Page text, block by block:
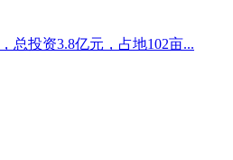
总投资3.8亿元，占地102亩...